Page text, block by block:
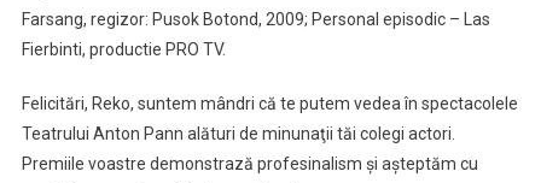
Farsang, regizor: Pusok Botond, 2009; Personal episodic – Las
Fierbinti, productie PRO TV.
Felicitări, Reko, suntem mândri că te putem vedea în spectacolele
Teatrului Anton Pann alături de minunaţii tăi colegi actori.
Premiile voastre demonstrază profesinalism şi aşteptăm cu